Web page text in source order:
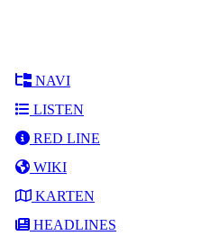
NAVI
LISTEN
RED LINE
WIKI
KARTEN
HEADLINES